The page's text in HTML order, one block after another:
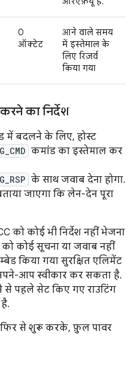
0
ऑक्टेट
आने वाले समय
में इस्तेमाल के
लिए रिज़र्व
किया गया
का निर्देश
में बदलने के लिए, होस्ट
कमांड का इस्तेमाल कर
के साथ जवाब देना होगा.
जाएगा कि लेन-देन पूरा
को कोई भी निर्देश नहीं भेजना
को कोई सूचना या जवाब नहीं
किया गया सुरक्षित एलिमेंट
आप स्वीकार कर सकता है.
से पहले सेट किए गए राउटिंग
फिर से शुरू करके, फ़ुल पावर